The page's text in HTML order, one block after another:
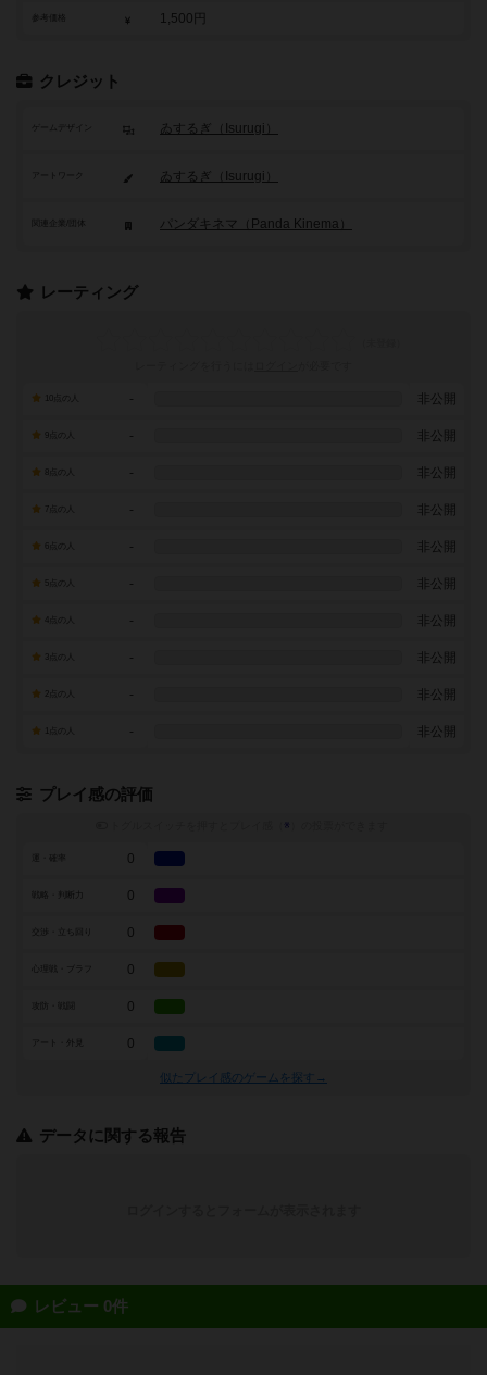
参考価格 1,500円
クレジット
ゲームデザイン ゐするぎ（Isurugi）
アートワーク ゐするぎ（Isurugi）
パンダキネマ（Panda Kinema）
レーティング
- 非公開
- 非公開
- 非公開
7点の人 - 非公開
- 非公開
- 非公開
- 非公開
- 非公開
- 非公開
- 非公開
プレイ感の評価
※
0
戦略・判断力 0
0
0
0
アート・外見 0
似たプレイ感のゲームを探す→
データに関する報告
レビュー 0件